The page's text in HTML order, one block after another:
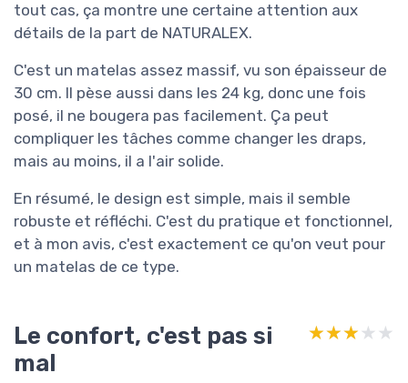
tout cas, ça montre une certaine attention aux
détails de la part de NATURALEX.
C'est un matelas assez massif, vu son épaisseur de
30 cm. Il pèse aussi dans les 24 kg, donc une fois
posé, il ne bougera pas facilement. Ça peut
compliquer les tâches comme changer les draps,
mais au moins, il a l'air solide.
En résumé, le design est simple, mais il semble
robuste et réfléchi. C'est du pratique et fonctionnel,
et à mon avis, c'est exactement ce qu'on veut pour
un matelas de ce type.
Le confort, c'est pas si
mal
★★★★★
★★★★★